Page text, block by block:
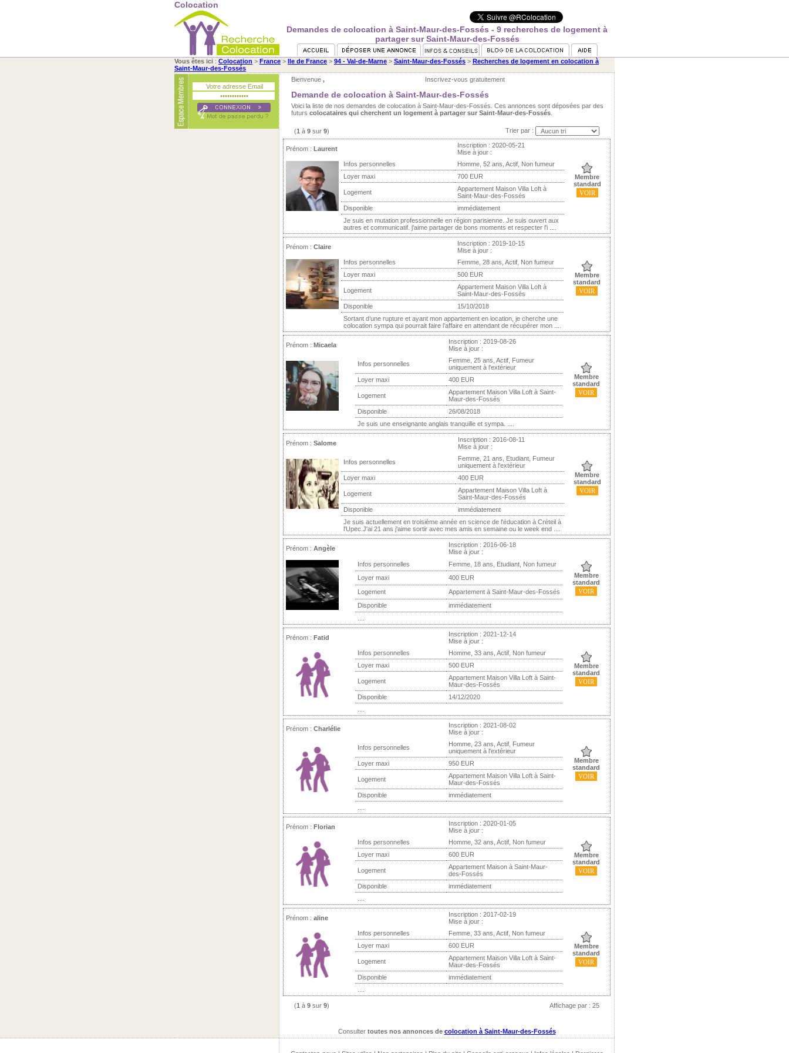
Colocation
Demandes de colocation à Saint-Maur-des-Fossés - 9 recherches de logement à
partager sur Saint-Maur-des-Fossés
Vous êtes ici : Colocation > France > Ile de France > 94 - Val-de-Marne > Saint-Maur-des-Fossés > Recherches de logement en colocation à
Saint-Maur-des-Fossés
Bienvenue , Inscrivez-vous gratuitement
Demande de colocation à Saint-Maur-des-Fossés
Voici la liste de nos demandes de colocation à Saint-Maur-des-Fossés. Ces annonces sont déposées par des
futurs colocataires qui cherchent un logement à partager sur Saint-Maur-des-Fossés
(1 à 9 sur 9) Trier par :
Prénom : Laurent
Inscription : 2020-05-21
Mise à jour :
Infos personnelles
Homme, 52 ans, Actif, Non fumeur
Membre
standard
VOIR
Loyer maxi 700 EUR
Logement
Appartement Maison Villa Loft à
Saint-Maur-des-Fossés
Disponible
immédiatement
Je suis en mutation professionnelle en région parisienne. Je suis ouvert aux
autres et communicatif. j'aime partager de bons moments et respecter l'i ....
Prénom : Claire
Inscription : 2019-10-15
Mise à jour :
Infos personnelles
Femme, 28 ans, Actif, Non fumeur
Membre
standard
VOIR
Loyer maxi 500 EUR
Logement
Appartement Maison Villa Loft à
Saint-Maur-des-Fossés
Disponible
15/10/2018
Sortant d’une rupture et ayant mon appartement en location, je cherche une
colocation sympa qui pourrait faire l’affaire en attendant de récupérer mon ....
Prénom : Micaela
Inscription : 2019-08-26
Mise à jour :
Infos personnelles
Femme, 25 ans, Actif, Fumeur
uniquement à l'extérieur
Membre
standard
VOIR
Loyer maxi 400 EUR
Logement
Appartement Maison Villa Loft à Saint-
Maur-des-Fossés
Disponible
26/08/2018
Je suis une enseignante anglais tranquille et sympa. ....
Prénom : Salome
Inscription : 2016-08-11
Mise à jour :
Infos personnelles
Femme, 21 ans, Etudiant, Fumeur
uniquement à l'extérieur
Membre
standard
VOIR
Loyer maxi 400 EUR
Logement
Appartement Maison Villa Loft à
Saint-Maur-des-Fossés
Disponible
immédiatement
Je suis actuellement en troisième année en science de l'éducation à Créteil à
l'Upec.J'ai 21 ans j'aime sortir avec mes amis en semaine ou le week end ....
Prénom : Angèle
Inscription : 2016-06-18
Mise à jour :
Infos personnelles
Femme, 18 ans, Etudiant, Non fumeur
Membre
standard
VOIR
Loyer maxi
400 EUR
Logement
Appartement à Saint-Maur-des-Fossés
Disponible
immédiatement
Prénom : Fatid
Inscription : 2021-12-14
Mise à jour :
Infos personnelles
Homme, 33 ans, Actif, Non fumeur
Membre
standard
VOIR
Loyer maxi 500 EUR
Logement
Appartement Maison Villa Loft à Saint-
Maur-des-Fossés
Disponible
14/12/2020
Prénom : Charlélie
Inscription : 2021-08-02
Mise à jour :
Infos personnelles
Homme, 23 ans, Actif, Fumeur
uniquement à l'extérieur
Membre
standard
VOIR
Loyer maxi 950 EUR
Logement
Appartement Maison Villa Loft à Saint-
Maur-des-Fossés
Disponible
immédiatement
Prénom : Florian
Inscription : 2020-01-05
Mise à jour :
Infos personnelles
Homme, 32 ans, Actif, Non fumeur
Membre
standard
VOIR
Loyer maxi 600 EUR
Logement
Appartement Maison à Saint-Maur-
des-Fossés
Disponible
immédiatement
Prénom : aline
Inscription : 2017-02-19
Mise à jour :
Infos personnelles
Femme, 33 ans, Actif, Non fumeur
Membre
standard
VOIR
Loyer maxi 600 EUR
Logement
Appartement Maison Villa Loft à Saint-
Maur-des-Fossés
Disponible
immédiatement
(1 à 9 sur 9) Affichage par : 25
Consulter toutes nos annonces de colocation à Saint-Maur-des-Fossés